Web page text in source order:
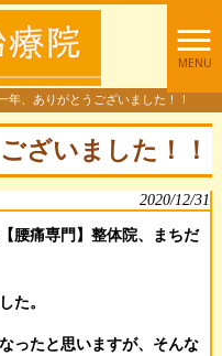
MENU
年、ありがとうございました！！
ざいました！！
2020/12/31
腰痛専門】整体院、まちだ
た。
ったと思いますが、そんな